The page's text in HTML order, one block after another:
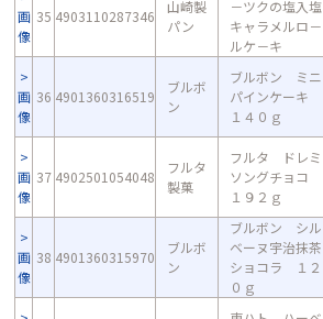
画
像
35 4903110287346
山崎製
パン
－ツクの塩入塩
キャラメルロ－
ルケ－キ
画
像
36 4901360316519
ブルボ
ン
ブルボン ミニ
パインケーキ
１４０ｇ
画
像
37 4902501054048
フルタ
製菓
フルタ ドレミ
ソングチョコ
１９２ｇ
画
像
38 4901360315970
ブルボ
ン
ブルボン シル
ベーヌ宇治抹茶
ショコラ １２
０ｇ